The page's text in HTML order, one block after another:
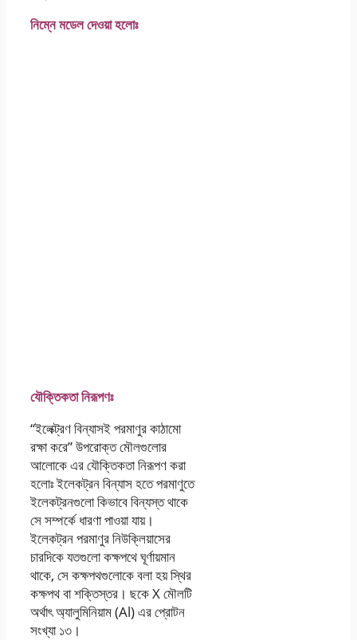
নিম্নে মডেল দেওয়া হলােঃ
যৌক্তিকতা নিরূপণঃ
“ইলেক্ট্রণ বিন্যাসই পরমাণুর কাঠামাে
রক্ষা করে” উপরােক্ত মৌলগুলাের
আলােকে এর যৌক্তিকতা নিরূপণ করা
হলােঃ ইলেকট্রন বিন্যাস হতে পরমাণুতে
ইলেকট্রনগুলাে কিভাবে বিন্যস্ত থাকে
সে সম্পর্কে ধারণা পাওয়া যায়।
ইলেকট্রন পরমাণুর নিউক্লিয়াসের
চারদিকে যতগুলাে কক্ষপথে ঘূর্ণায়মান
থাকে, সে কক্ষপথগুলােকে বলা হয় স্থির
কক্ষপথ বা শক্তিস্তর। ছকে X মৌলটি
অর্থাৎ অ্যালুমিনিয়াম (Al) এর প্রােটন
সংখ্যা ১৩।